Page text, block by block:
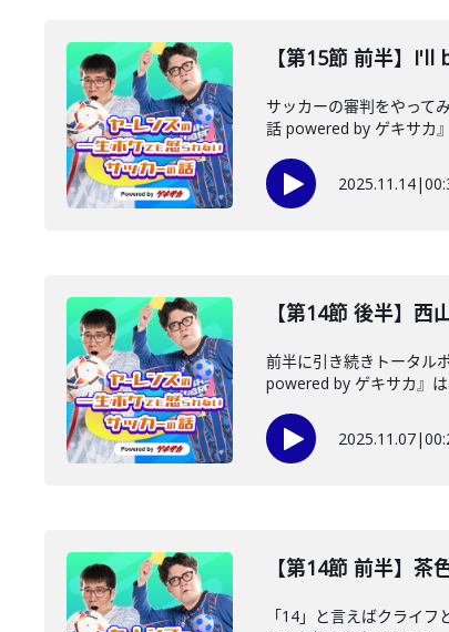
【第15節 前半】
サッカーの審判をやって
話 powered by ゲキサカ
2025.11.14|
【第14節 後半】西
前半に引き続きトータル
powered by ゲキサカ』
2025.11.07|
【第14節 前半】茶
「14」と言えばクライ